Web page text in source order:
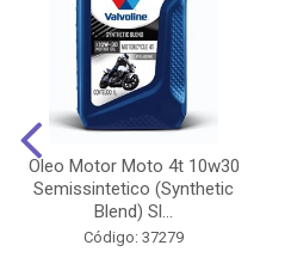
Oleo Motor Moto 4t 10w30
Semissintetico (Synthetic
Blend) Sl...
Código: 37279